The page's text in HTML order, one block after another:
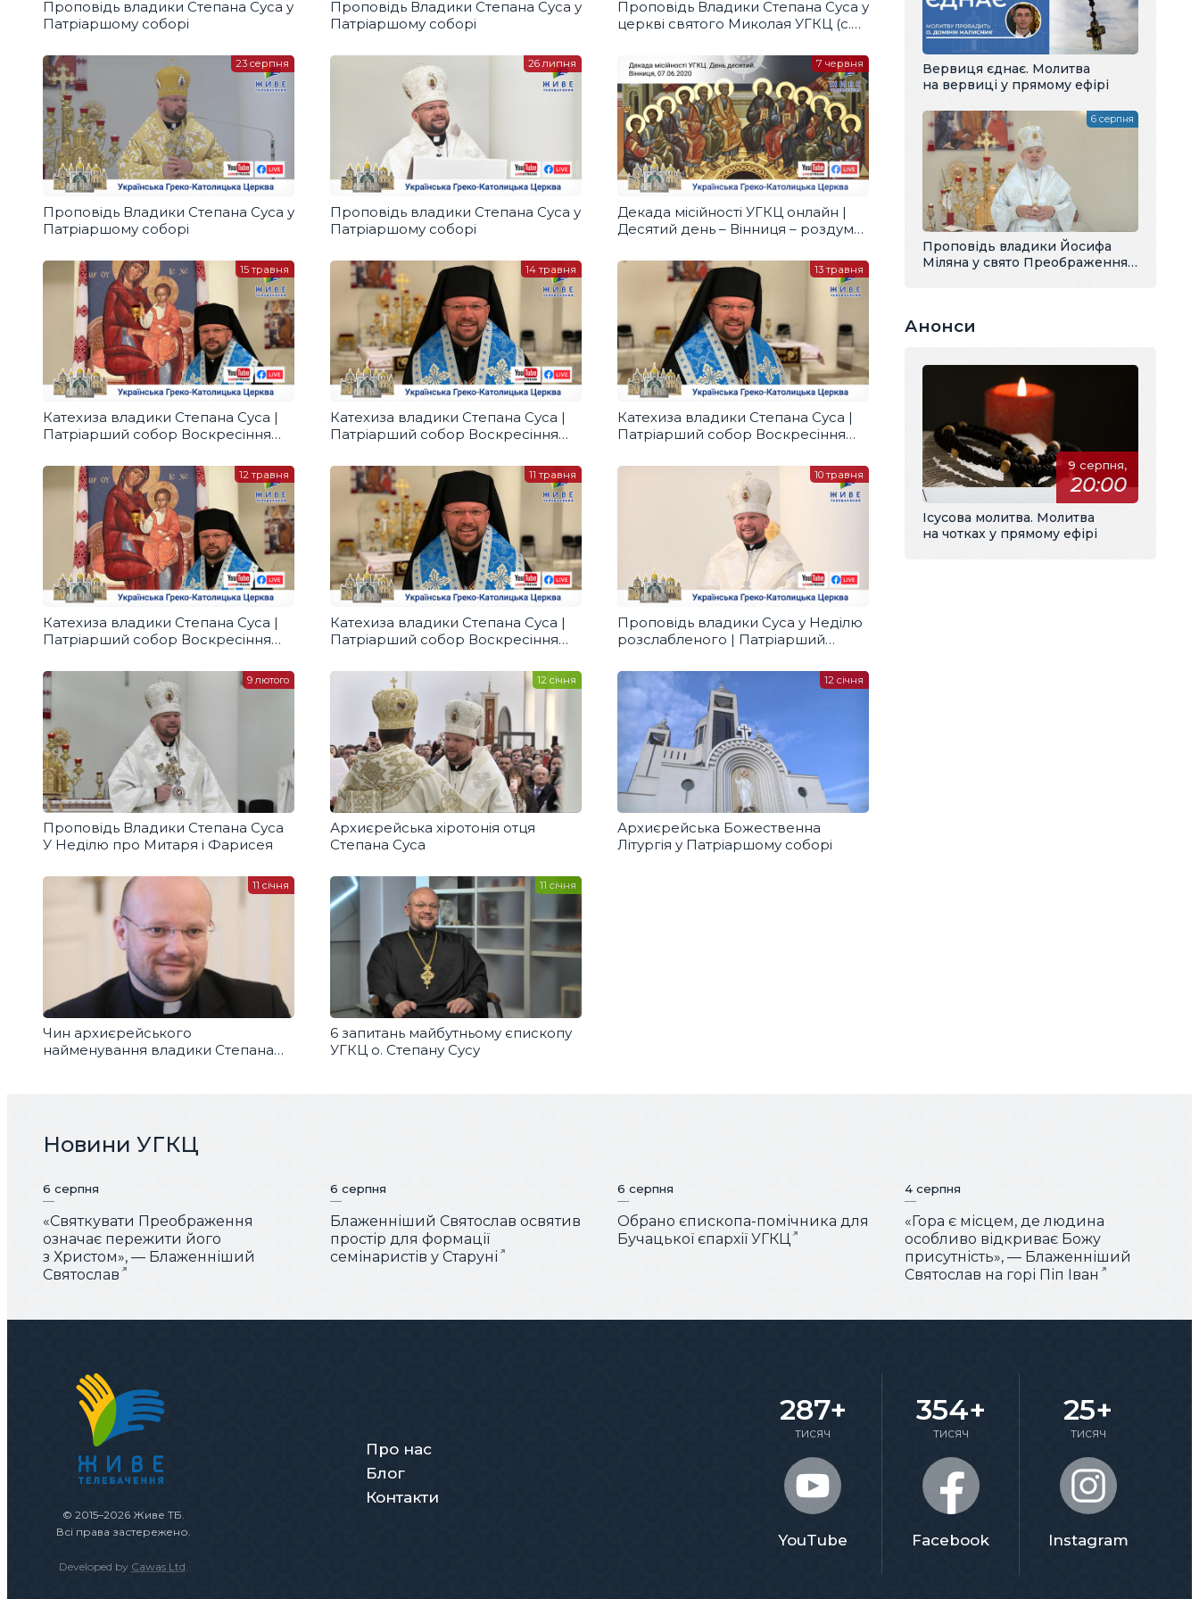
Проповідь владики Степана Суса у
Патріаршому соборі
Проповідь Владики Cтепана Суса у
Патріаршому соборі
Проповідь Владики Степана Суса у
церкві святого Миколая УГКЦ (с.
Проповідь Владики Степана Суса у
Патріаршому соборі
23 серпня
Проповідь владики Степана Суса у
Патріаршому соборі
26 липня
Декада місійності УГКЦ онлайн |
Десятий день – Вінниця – роздуми
7 червня
Катехиза владики Степана Суса |
Патріарший собор Воскресіння
15.05.2020
15 травня
Катехиза владики Степана Суса |
Патріарший собор Воскресіння
14.05.2020
14 травня
Катехиза владики Степана Суса |
Патріарший собор Воскресіння
13.05.2020
13 травня
Катехиза владики Степана Суса |
Патріарший собор Воскресіння
12.05.2020
12 травня
Катехиза владики Степана Суса |
Патріарший собор Воскресіння
11 травня
Проповідь владики Cуса у Неділю
розслабленого | Патріарший
10 травня
Проповідь Владики Степана Суса
У Неділю про Митаря і Фарисея
9 лютого
Архиєрейська хіротонія отця
Степана Суса
12 січня
Архиєрейська Божественна
Літургія у Патріаршому соборі
12 січня
Чин архиєрейського
найменування владики Степана
11 січня
6 запитань майбутньому єпископу
УГКЦ о. Степану Сусу
11 січня
Вервиця єднає. Молитва
на вервиці у прямому ефірі
Проповідь владики Йосифа
Міляна у свято Преображення
6 серпня
Анонси
9 серпня,
20:00
\
Ісусова молитва. Молитва
на чотках у прямому ефірі
Новини УГКЦ
6 серпня
«Святкувати Преображення
означає пережити його
з Христом», — Блаженніший
Святослав
6 серпня
Блаженніший Святослав освятив
простір для формації
семінаристів у Старуні
6 серпня
Обрано єпископа-помічника для
Бучацької єпархії УГКЦ
4 серпня
«Гора є місцем, де людина
особливо відкриває Божу
присутність», — Блаженніший
Святослав на горі Піп Іван
© 2015–2026 Живе ТБ.
Всі права застережено.
Developed by Cawas Ltd
Про нас
Блог
Контакти
287+
тисяч
YouTube
354+
тисяч
Facebook
25+
тисяч
Instagram